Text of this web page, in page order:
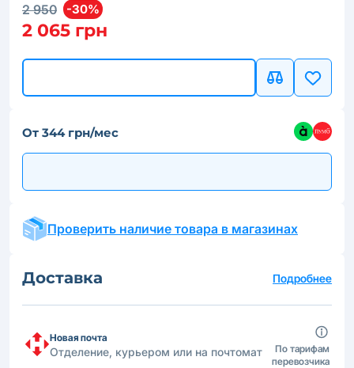
2 950 -30%
2 065 грн
От 344 грн/мес
Проверить наличие товара в магазинах
Доставка Подробнее
Новая почта
Отделение, курьером или на почтомат
По тарифам
перевозчика